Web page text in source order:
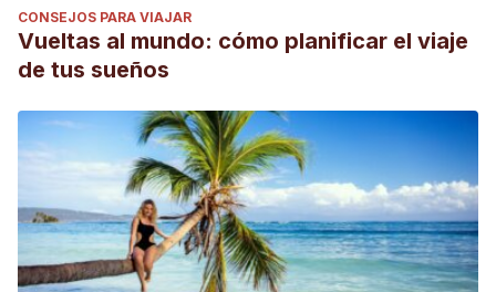
CONSEJOS PARA VIAJAR
Vueltas al mundo: cómo planificar el viaje
de tus sueños